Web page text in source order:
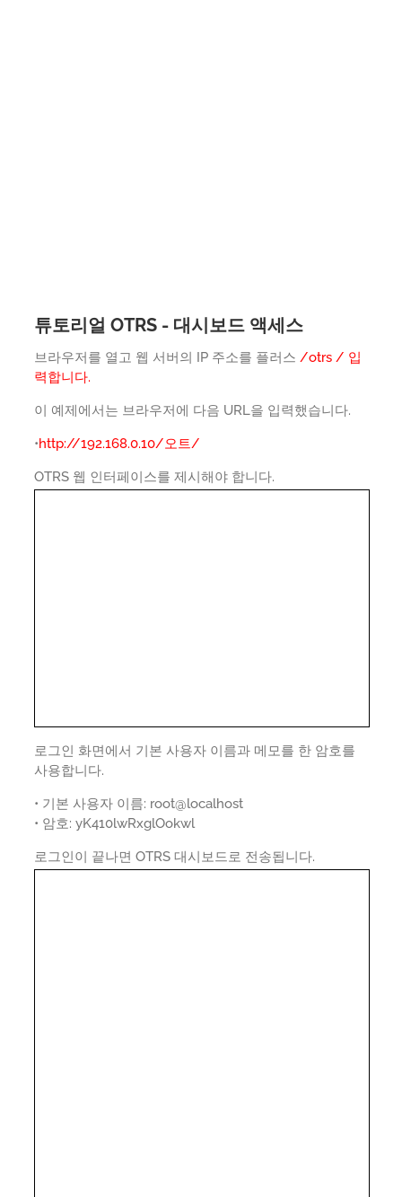
튜토리얼 OTRS - 대시보드 액세스
브라우저를 열고 웹 서버의 IP 주소를 플러스 /otrs / 입
력합니다.
이 예제에서는 브라우저에 다음 URL을 입력했습니다.
•http://192.168.0.10/오트/
OTRS 웹 인터페이스를 제시해야 합니다.
로그인 화면에서 기본 사용자 이름과 메모를 한 암호를
사용합니다.
• 기본 사용자 이름: root@localhost
• 암호: yK410lwRxglOokwl
로그인이 끝나면 OTRS 대시보드로 전송됩니다.